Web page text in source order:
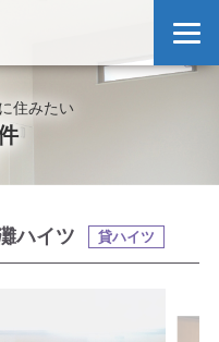
住みたい
ハイツ 貸ハイツ